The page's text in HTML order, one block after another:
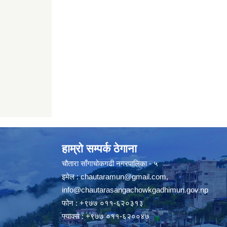
हाम्रो सम्पर्क ठेगाना
चौतारा साँगाचोकगढी नगरपालिका - ५
इमेल :chautaramun@gmail.com,
info@chautarasangachowkgadhimun.gov.np
फोन : +९७७ ०११-६२०३१३
फ्याक्स : +९७७ ०११-६२००४७